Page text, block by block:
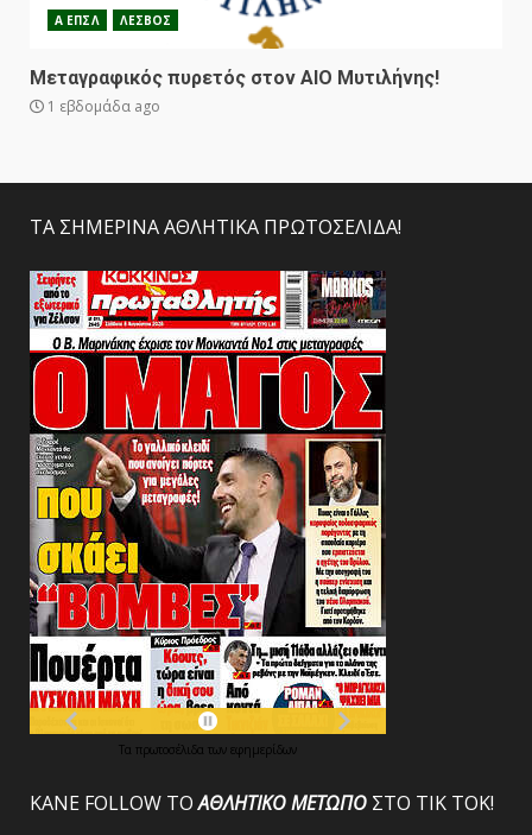
Α ΕΠΣΛ ΛΕΣΒΟΣ
Μεταγραφικός πυρετός στον ΑΙΟ Μυτιλήνης!
1 εβδομάδα ago
ΤΑ ΣΗΜΕΡΙΝΑ ΑΘΛΗΤΙΚΑ ΠΡΩΤΟΣΕΛΙΔΑ!
Τα πρωτοσέλιδα των εφημερίδων
ΚΑΝΕ FOLLOW ΤΟΑΘΛΗΤΙΚΟΜΕΤΩΠΟ ΣΤΟ ΤΙΚ ΤΟΚ!